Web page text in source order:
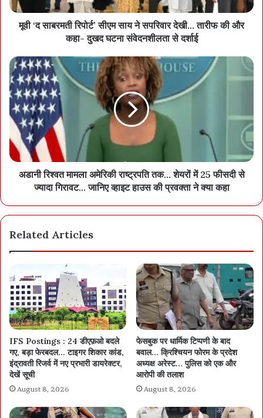
मूवी ‘द साबरमती रिपोर्ट’ सीएम साय ने सपरिवार देखी... तारीफ की और
कहा- दुखद घटना संवेदनशीलता से दर्शाई
अडानी रिश्वत मामला अमेरिकी राष्ट्रपति तक... शेयरों में 25 फीसदी से
ज्यादा गिरावट... जानिए व्हाइट हाउस की प्रवक्ता ने क्या कहा
Related Articles
IFS Postings : 24 डीएफ़ओ बदले
गए, बड़ा फेरबदल… टाइगर शिकार कांड,
इंद्रावती रिजर्व में नए प्रभारी डायरेक्टर,
देखें सूची
August 8, 2026
फेसबुक पर धार्मिक टिप्पणी के बाद
बवाल… क्रिश्चियन फोरम के प्रदेश
अध्यक्ष अरेस्ट… पुलिस को एक और
आरोपी की तलाश
August 8, 2026